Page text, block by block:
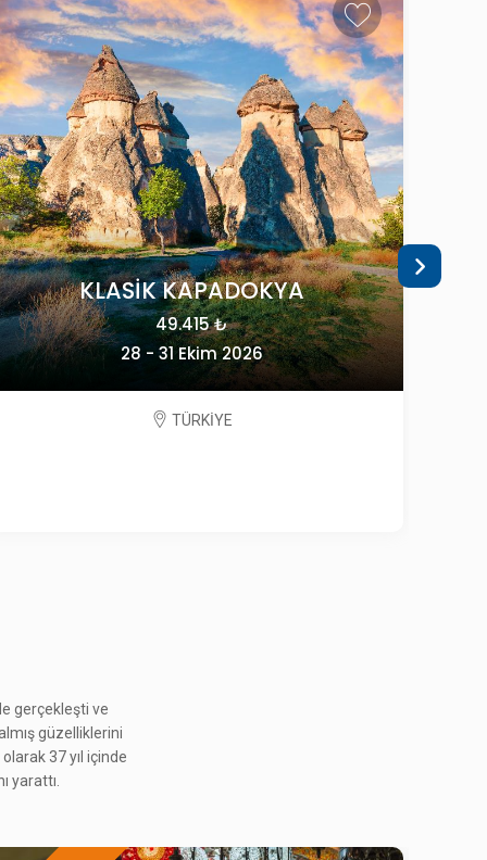
TREN ILE
gerçekleşti ve
güzelliklerini
37 yıl içinde
yarattı.
PERA'DA 6-7 EYLÜL